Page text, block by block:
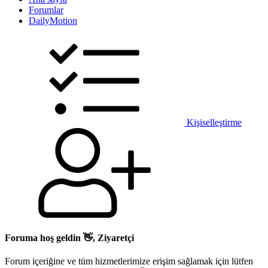
Forumlar
DailyMotion
Kişiselleştirme
Foruma hoş geldin 👋, Ziyaretçi
Forum içeriğine ve tüm hizmetlerimize erişim sağlamak için lütfen